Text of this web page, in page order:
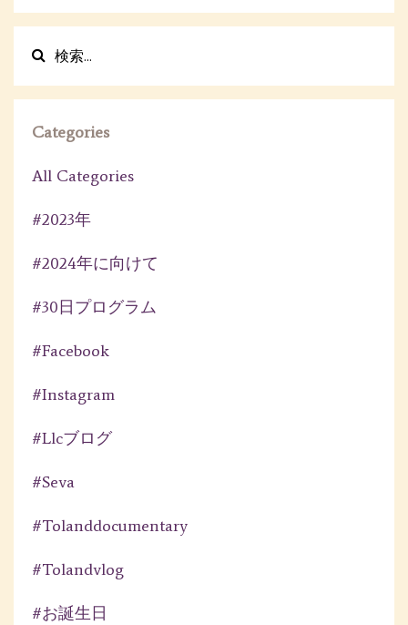
Categories
All Categories
#2023年
#2024年に向けて
#30日プログラム
#facebook
#instagram
#llcブログ
#seva
#tolanddocumentary
#tolandvlog
#お誕生日